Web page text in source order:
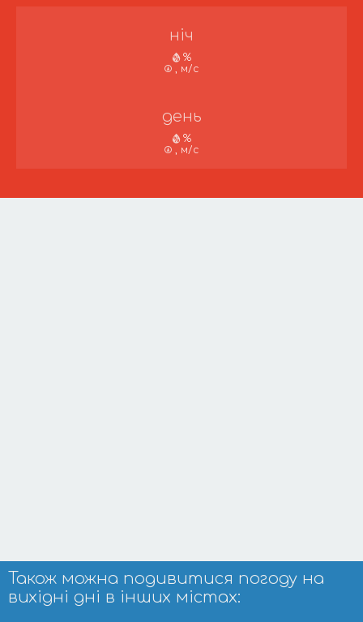
ніч
%
, м/с
день
%
, м/с
Також можна подивитися погоду на
вихідні дні в інших містах: